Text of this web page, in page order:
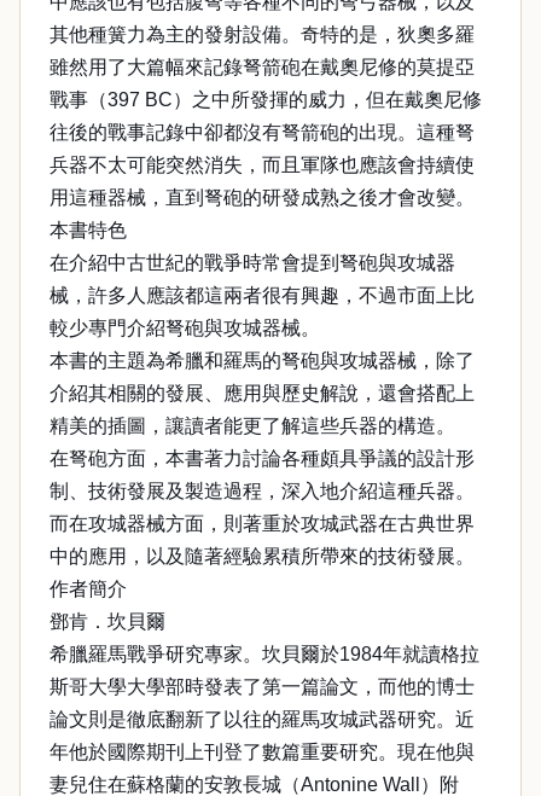
其他種簧力為主的發射設備。奇特的是，狄奧多羅
雖然用了大篇幅來記錄弩箭砲在戴奧尼修的莫提亞
戰事（397 BC）之中所發揮的威力，但在戴奧尼修
往後的戰事記錄中卻都沒有弩箭砲的出現。這種弩
兵器不太可能突然消失，而且軍隊也應該會持續使
用這種器械，直到弩砲的研發成熟之後才會改變。
本書特色
在介紹中古世紀的戰爭時常會提到弩砲與攻城器
械，許多人應該都這兩者很有興趣，不過市面上比
較少專門介紹弩砲與攻城器械。
本書的主題為希臘和羅馬的弩砲與攻城器械，除了
介紹其相關的發展、應用與歷史解說，還會搭配上
精美的插圖，讓讀者能更了解這些兵器的構造。
在弩砲方面，本書著力討論各種頗具爭議的設計形
制、技術發展及製造過程，深入地介紹這種兵器。
而在攻城器械方面，則著重於攻城武器在古典世界
中的應用，以及隨著經驗累積所帶來的技術發展。
作者簡介
鄧肯．坎貝爾
希臘羅馬戰爭研究專家。坎貝爾於1984年就讀格拉
斯哥大學大學部時發表了第一篇論文，而他的博士
論文則是徹底翻新了以往的羅馬攻城武器研究。近
年他於國際期刊上刊登了數篇重要研究。現在他與
妻兒住在蘇格蘭的安敦長城（Antonine Wall）附